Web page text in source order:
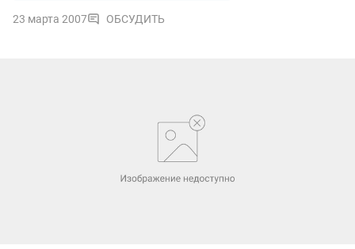
23 марта 2007 ОБСУДИТЬ